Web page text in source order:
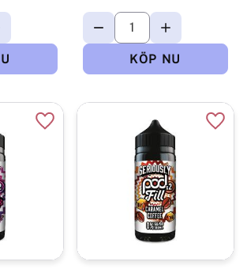
Lägg till i favoriter